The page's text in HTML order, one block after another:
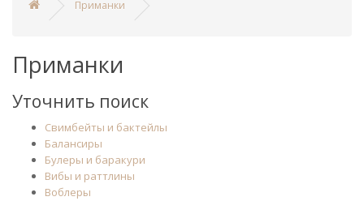
Приманки
Приманки
Уточнить поиск
Cвимбейты и бактейлы
Балансиры
Булеры и баракури
Вибы и раттлины
Воблеры